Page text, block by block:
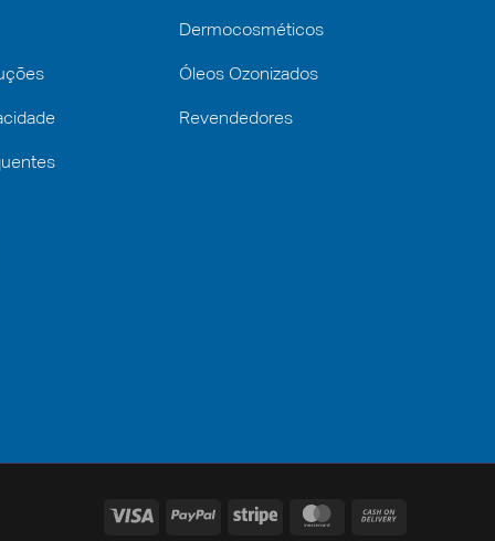
Dermocosméticos
Óleos Ozonizados
Revendedores